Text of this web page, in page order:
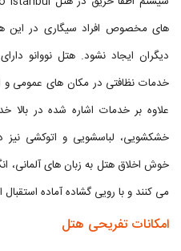
های مخصوص افراد سیگاری در این
دیگران ایجاد نشود. هتل نووانو
خدمات نظافتی در مکان های عمومی و
علاوه بر خدمات اشاره شده در بالا
خشکشویی، لباسشویی و اتوکشی
خوش اخلاق هتل به زبان های آلمانی،
می کنند و با رویی گشاده آماده استقبال
امکانات تفریحی هتل